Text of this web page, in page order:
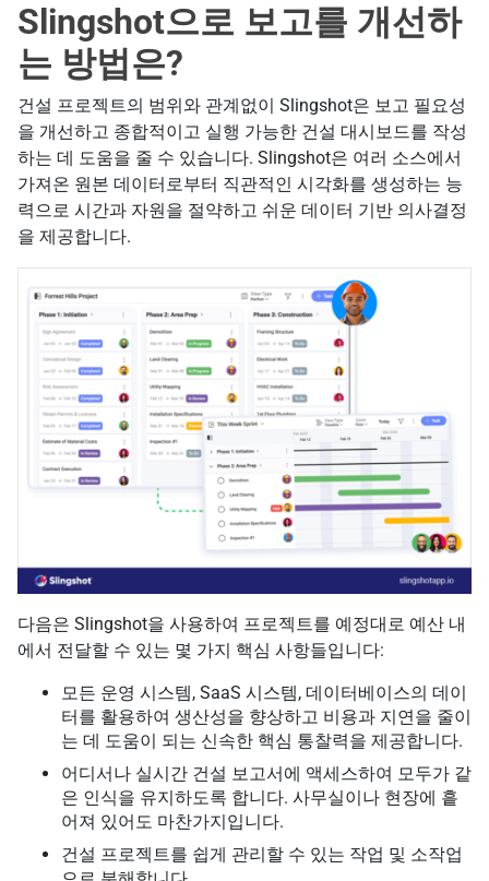
Slingshot으로 보고를 개선하
는 방법은?
건설 프로젝트의 범위와 관계없이 Slingshot은 보고 필요성
을 개선하고 종합적이고 실행 가능한 건설 대시보드를 작성
하는 데 도움을 줄 수 있습니다. Slingshot은 여러 소스에서
가져온 원본 데이터로부터 직관적인 시각화를 생성하는 능
력으로 시간과 자원을 절약하고 쉬운 데이터 기반 의사결정
을 제공합니다.
다음은 Slingshot을 사용하여 프로젝트를 예정대로 예산 내
에서 전달할 수 있는 몇 가지 핵심 사항들입니다:
모든 운영 시스템, SaaS 시스템, 데이터베이스의 데이
터를 활용하여 생산성을 향상하고 비용과 지연을 줄이
는 데 도움이 되는 신속한 핵심 통찰력을 제공합니다.
어디서나 실시간 건설 보고서에 액세스하여 모두가 같
은 인식을 유지하도록 합니다. 사무실이나 현장에 흩
어져 있어도 마찬가지입니다.
건설 프로젝트를 쉽게 관리할 수 있는 작업 및 소작업